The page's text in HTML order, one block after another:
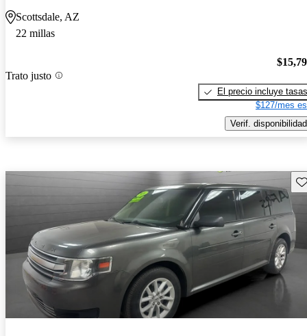
Scottsdale, AZ
22 millas
Trato justo
El precio incluye tasas
$127/mes
Verif. disponibilidad